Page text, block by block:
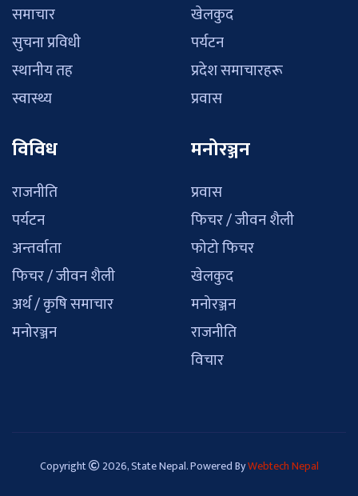
समाचार
सुचना प्रविधी
स्थानीय तह
स्वास्थ्य
खेलकुद
पर्यटन
प्रदेश समाचारहरू
प्रवास
विविध
राजनीति
पर्यटन
अन्तर्वाता
फिचर / जीवन शैली
अर्थ / कृषि समाचार
मनोरञ्जन
मनोरञ्जन
प्रवास
फिचर / जीवन शैली
फोटो फिचर
खेलकुद
मनोरञ्जन
राजनीति
विचार
Copyright 2026, State Nepal. Powered ByWebtech Nepal